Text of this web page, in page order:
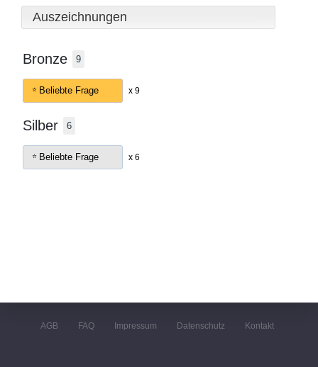
Auszeichnungen
Bronze 9
Beliebte Frage x 9
Silber 6
Beliebte Frage x 6
AGB FAQ Impressum Datenschutz Kontakt